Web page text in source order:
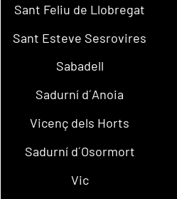
Sant Feliu de Llobregat
Sant Esteve Sesrovires
Sabadell
Sadurní d´Anoia
Vicenç dels Horts
Sadurní d´Osormort
Vic